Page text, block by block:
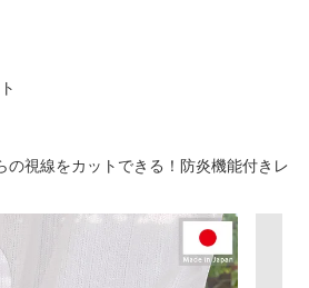
の視線をカットできる！防炎機能付きレ